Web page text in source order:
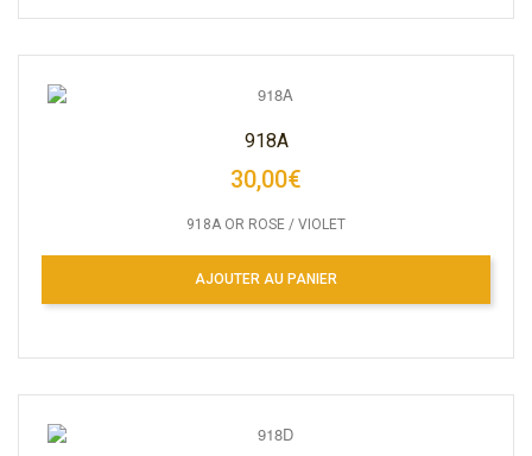
918A
30,00€
918A OR ROSE / VIOLET
AJOUTER AU PANIER